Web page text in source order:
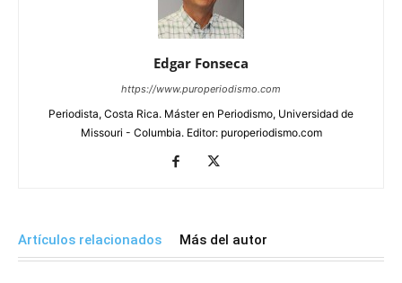
Edgar Fonseca
https://www.puroperiodismo.com
Periodista, Costa Rica. Máster en Periodismo, Universidad de
Missouri - Columbia. Editor: puroperiodismo.com
Artículos relacionados Más del autor